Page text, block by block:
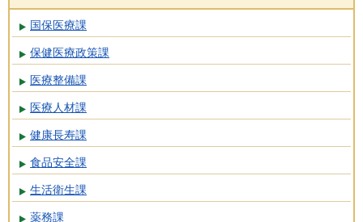
国保医療課
保健医療政策課
医療整備課
医療人材課
健康長寿課
食品安全課
生活衛生課
薬務課